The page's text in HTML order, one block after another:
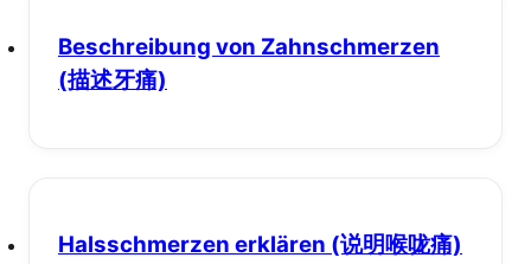
Beschreibung von Zahnschmerzen
(描述牙痛)
Halsschmerzen erklären (说明喉咙痛)